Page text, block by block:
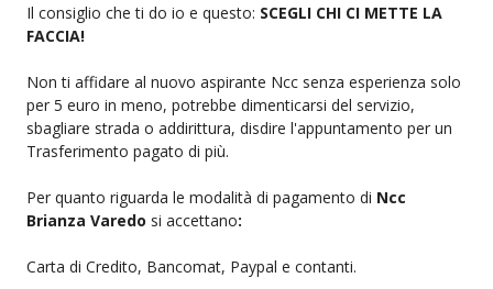
Il consiglio che ti do io e questo: SCEGLI CHI CI METTE LA
FACCIA!
Non ti affidare al nuovo aspirante Ncc senza esperienza solo
per 5 euro in meno, potrebbe dimenticarsi del servizio,
sbagliare strada o addirittura, disdire l'appuntamento per un
Trasferimento pagato di più.
Per quanto riguarda le modalità di pagamento di Ncc
Brianza Varedo si accettano:
Carta di Credito, Bancomat, Paypal e contanti.